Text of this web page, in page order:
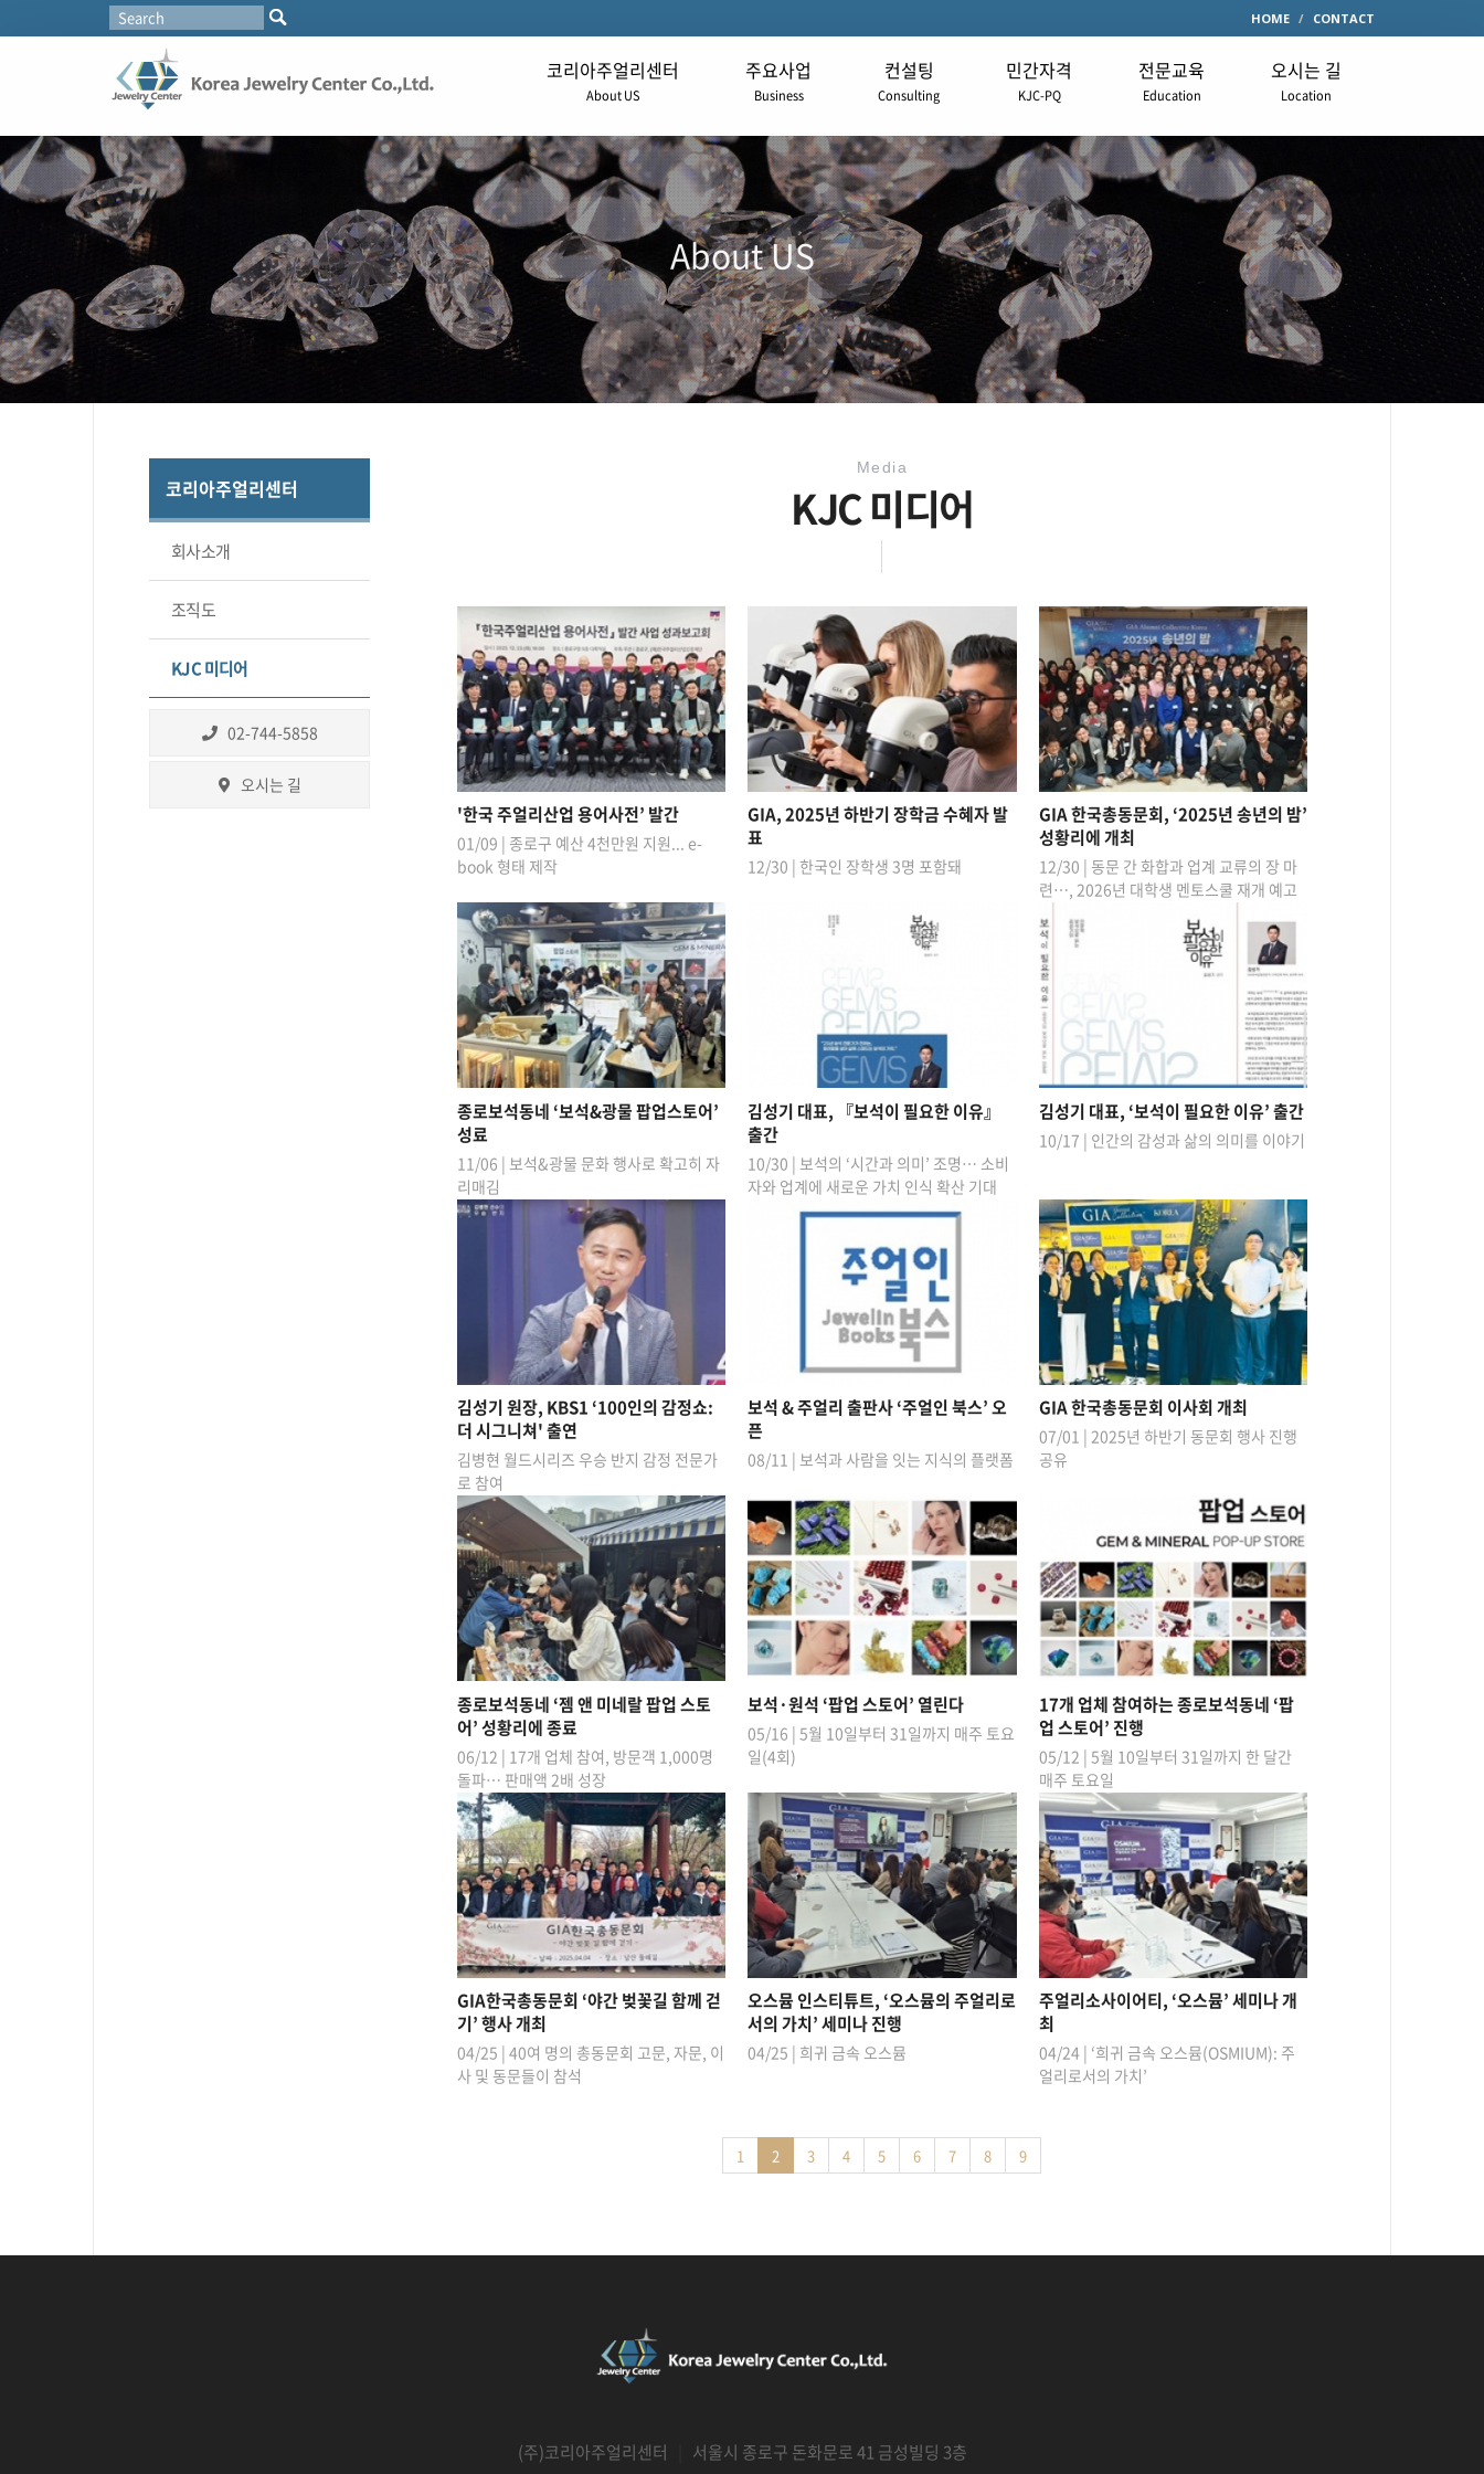
HOME CONTACT
코리아주얼리센터
About US
주요사업
Business
컨설팅
Consulting
민간자격
KJC-PQ
전문교육
Education
오시는 길
Location
About US
코리아주얼리센터
회사소개
조직도
KJC 미디어
02-744-5858
오시는 길
Media
KJC 미디어
'한국 주얼리산업 용어사전’ 발간
01/09 | 종로구 예산 4천만원 지원... e-
book 형태 제작
GIA, 2025년 하반기 장학금 수혜자 발
표
12/30 | 한국인 장학생 3명 포함돼
GIA 한국총동문회, ‘2025년 송년의 밤’
성황리에 개최
12/30 | 동문 간 화합과 업계 교류의 장 마
련…, 2026년 대학생 멘토스쿨 재개 예고
종로보석동네 ‘보석&광물 팝업스토어’
성료
11/06 | 보석&광물 문화 행사로 확고히 자
리매김
김성기 대표, 『보석이 필요한 이유』
출간
10/30 | 보석의 ‘시간과 의미’ 조명… 소비
자와 업계에 새로운 가치 인식 확산 기대
김성기 대표, ‘보석이 필요한 이유’ 출간
10/17 | 인간의 감성과 삶의 의미를 이야기
김성기 원장, KBS1 ‘100인의 감정쇼:
더 시그니쳐' 출연
김병현 월드시리즈 우승 반지 감정 전문가
로 참여
보석 & 주얼리 출판사 ‘주얼인 북스’ 오
픈
08/11 | 보석과 사람을 잇는 지식의 플랫폼
GIA 한국총동문회 이사회 개최
07/01 | 2025년 하반기 동문회 행사 진행
공유
종로보석동네 ‘젬 앤 미네랄 팝업 스토
어’ 성황리에 종료
06/12 | 17개 업체 참여, 방문객 1,000명
돌파… 판매액 2배 성장
보석·원석 ‘팝업 스토어’ 열린다
05/16 | 5월 10일부터 31일까지 매주 토요
일(4회)
17개 업체 참여하는 종로보석동네 ‘팝
업 스토어’ 진행
05/12 | 5월 10일부터 31일까지 한 달간
매주 토요일
GIA한국총동문회 ‘야간 벚꽃길 함께 걷
기’ 행사 개최
04/25 | 40여 명의 총동문회 고문, 자문, 이
사 및 동문들이 참석
오스뮴 인스티튜트, ‘오스뮴의 주얼리로
서의 가치’ 세미나 진행
04/25 | 희귀 금속 오스뮴
주얼리소사이어티, ‘오스뮴’ 세미나 개
최
04/24 | ‘희귀 금속 오스뮴(OSMIUM): 주
얼리로서의 가치’
1 2 3 4 5 6 7 8 9
(주)코리아주얼리센터
서울시 종로구 돈화문로 41 금성빌딩 3층